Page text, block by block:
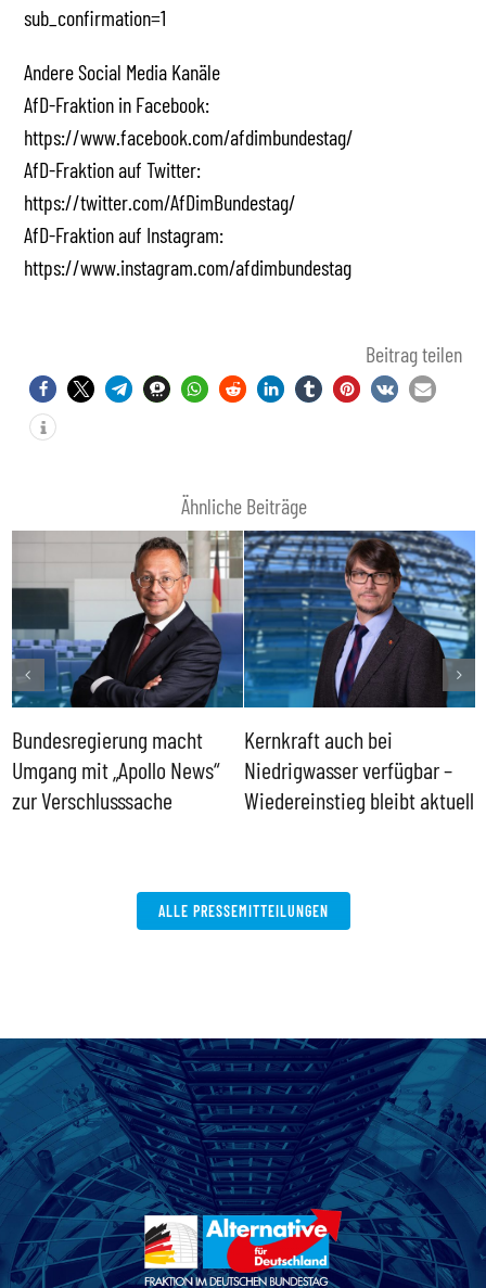
sub_confirmation=1
Andere Social Media Kanäle
AfD-Fraktion in Facebook:
https://www.facebook.com/afdimbundestag/
AfD-Fraktion auf Twitter:
https://twitter.com/AfDimBundestag/
AfD-Fraktion auf Instagram:
https://www.instagram.com/afdimbundestag
Beitrag teilen
Ähnliche Beiträge
Bundesregierung macht
Umgang mit „Apollo News“
zur Verschlusssache
Kernkraft auch bei
Niedrigwasser verfügbar –
Wiedereinstieg bleibt aktuell
ALLE PRESSEMITTEILUNGEN